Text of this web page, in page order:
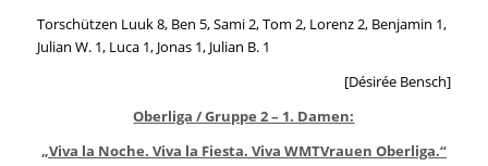
Torschützen Luuk 8, Ben 5, Sami 2, Tom 2, Lorenz 2, Benjamin 1,
Julian W. 1, Luca 1, Jonas 1, Julian B. 1
[Désirée Bensch]
Oberliga / Gruppe 2 – 1. Damen:
„Viva la Noche. Viva la Fiesta. Viva WMTVrauen Oberliga.“